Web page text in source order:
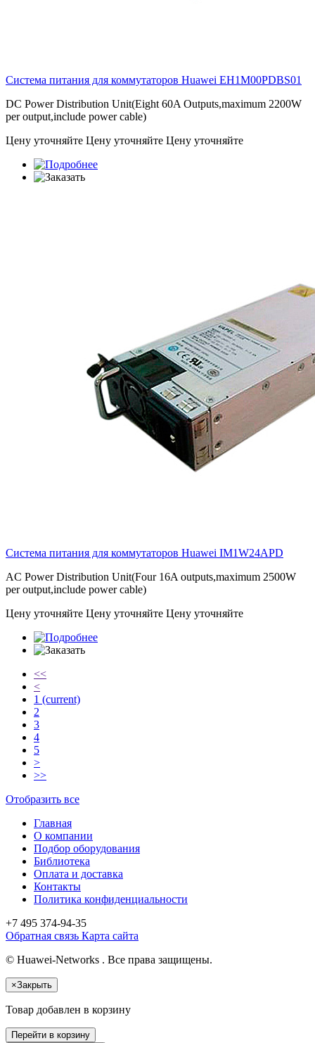
Система питания для коммутаторов Huawei EH1M00PDBS01
DC Power Distribution Unit(Eight 60A Outputs,maximum 2200W
per output,include power cable)
Цену уточняйте Цену уточняйте Цену уточняйте
Система питания для коммутаторов Huawei IM1W24APD
AC Power Distribution Unit(Four 16A outputs,maximum 2500W
per output,include power cable)
Цену уточняйте Цену уточняйте Цену уточняйте
<<
<
1 (current)
2
3
4
5
>
>>
Отобразить все
Главная
О компании
Подбор оборудования
Библиотека
Оплата и доставка
Контакты
Политика конфиденциальности
+7 495 374-94-35
Обратная связь Карта сайта
© Huawei-Networks . Все права защищены.
×Закрыть
Товар добавлен в корзину
Перейти в корзину